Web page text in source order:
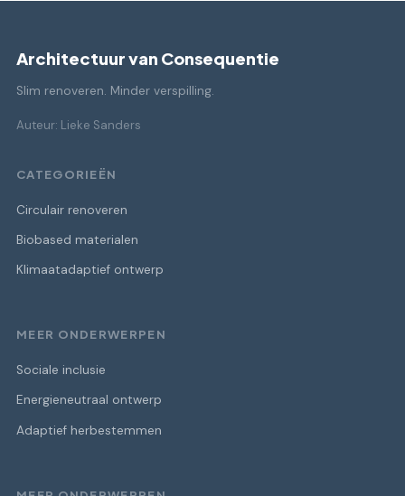
Architectuur van Consequentie
Slim renoveren. Minder verspilling.
Auteur: Lieke Sanders
CATEGORIEËN
Circulair renoveren
Biobased materialen
Klimaatadaptief ontwerp
MEER ONDERWERPEN
Sociale inclusie
Energieneutraal ontwerp
Adaptief herbestemmen